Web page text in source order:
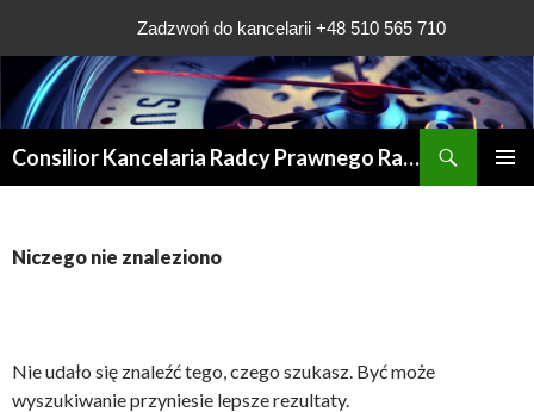
Zadzwoń do kancelarii +48 510 565 710
Consilior Kancelaria Radcy Prawnego Rafała Grądys
Niczego nie znaleziono
Nie udało się znaleźć tego, czego szukasz. Być może
wyszukiwanie przyniesie lepsze rezultaty.